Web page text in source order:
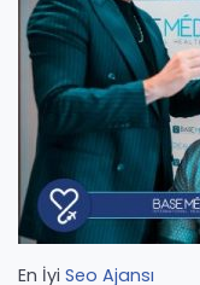
En İyi Seo Ajansı